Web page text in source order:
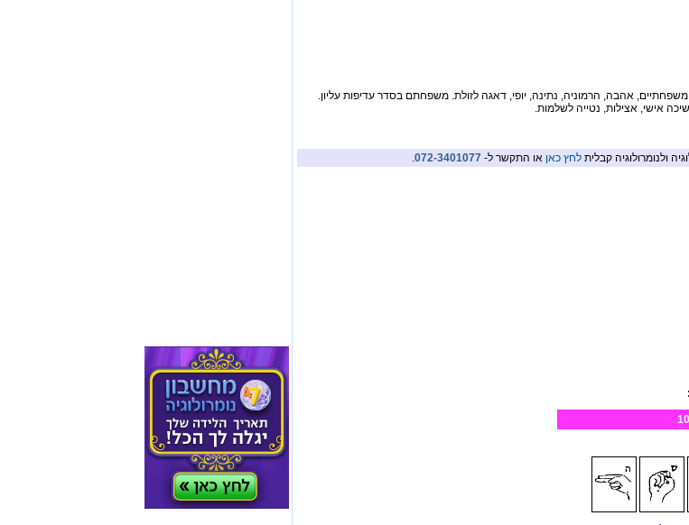
אהבה, הרמוניה, נתינה, יופי, דאגה לזולת. משפחתם בסדר עדיפות עליון.
אישי, אצילות, נטייה לשלמות.
ולנומרולוגיה קבלית לחץ כאן או התקשר ל- 072-3401077
.